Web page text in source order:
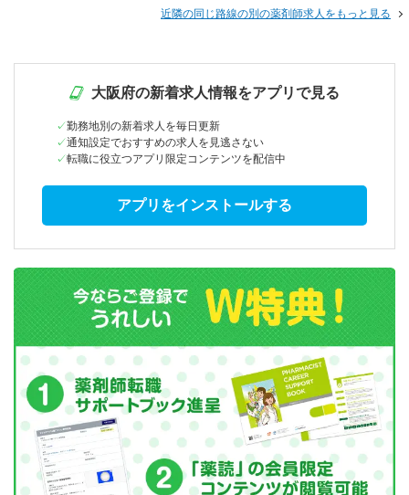
近隣の同じ路線の別の薬剤師求人をもっと見る
大阪府の新着求人情報をアプリで見る
勤務地別の新着求人を毎日更新
通知設定でおすすめの求人を見逃さない
転職に役立つアプリ限定コンテンツを配信中
アプリをインストールする